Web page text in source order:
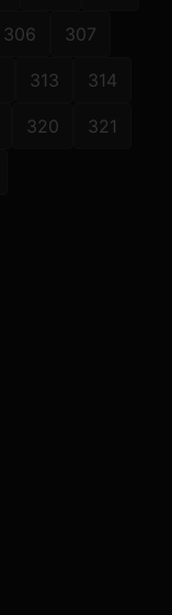
306 307
313 314
320 321